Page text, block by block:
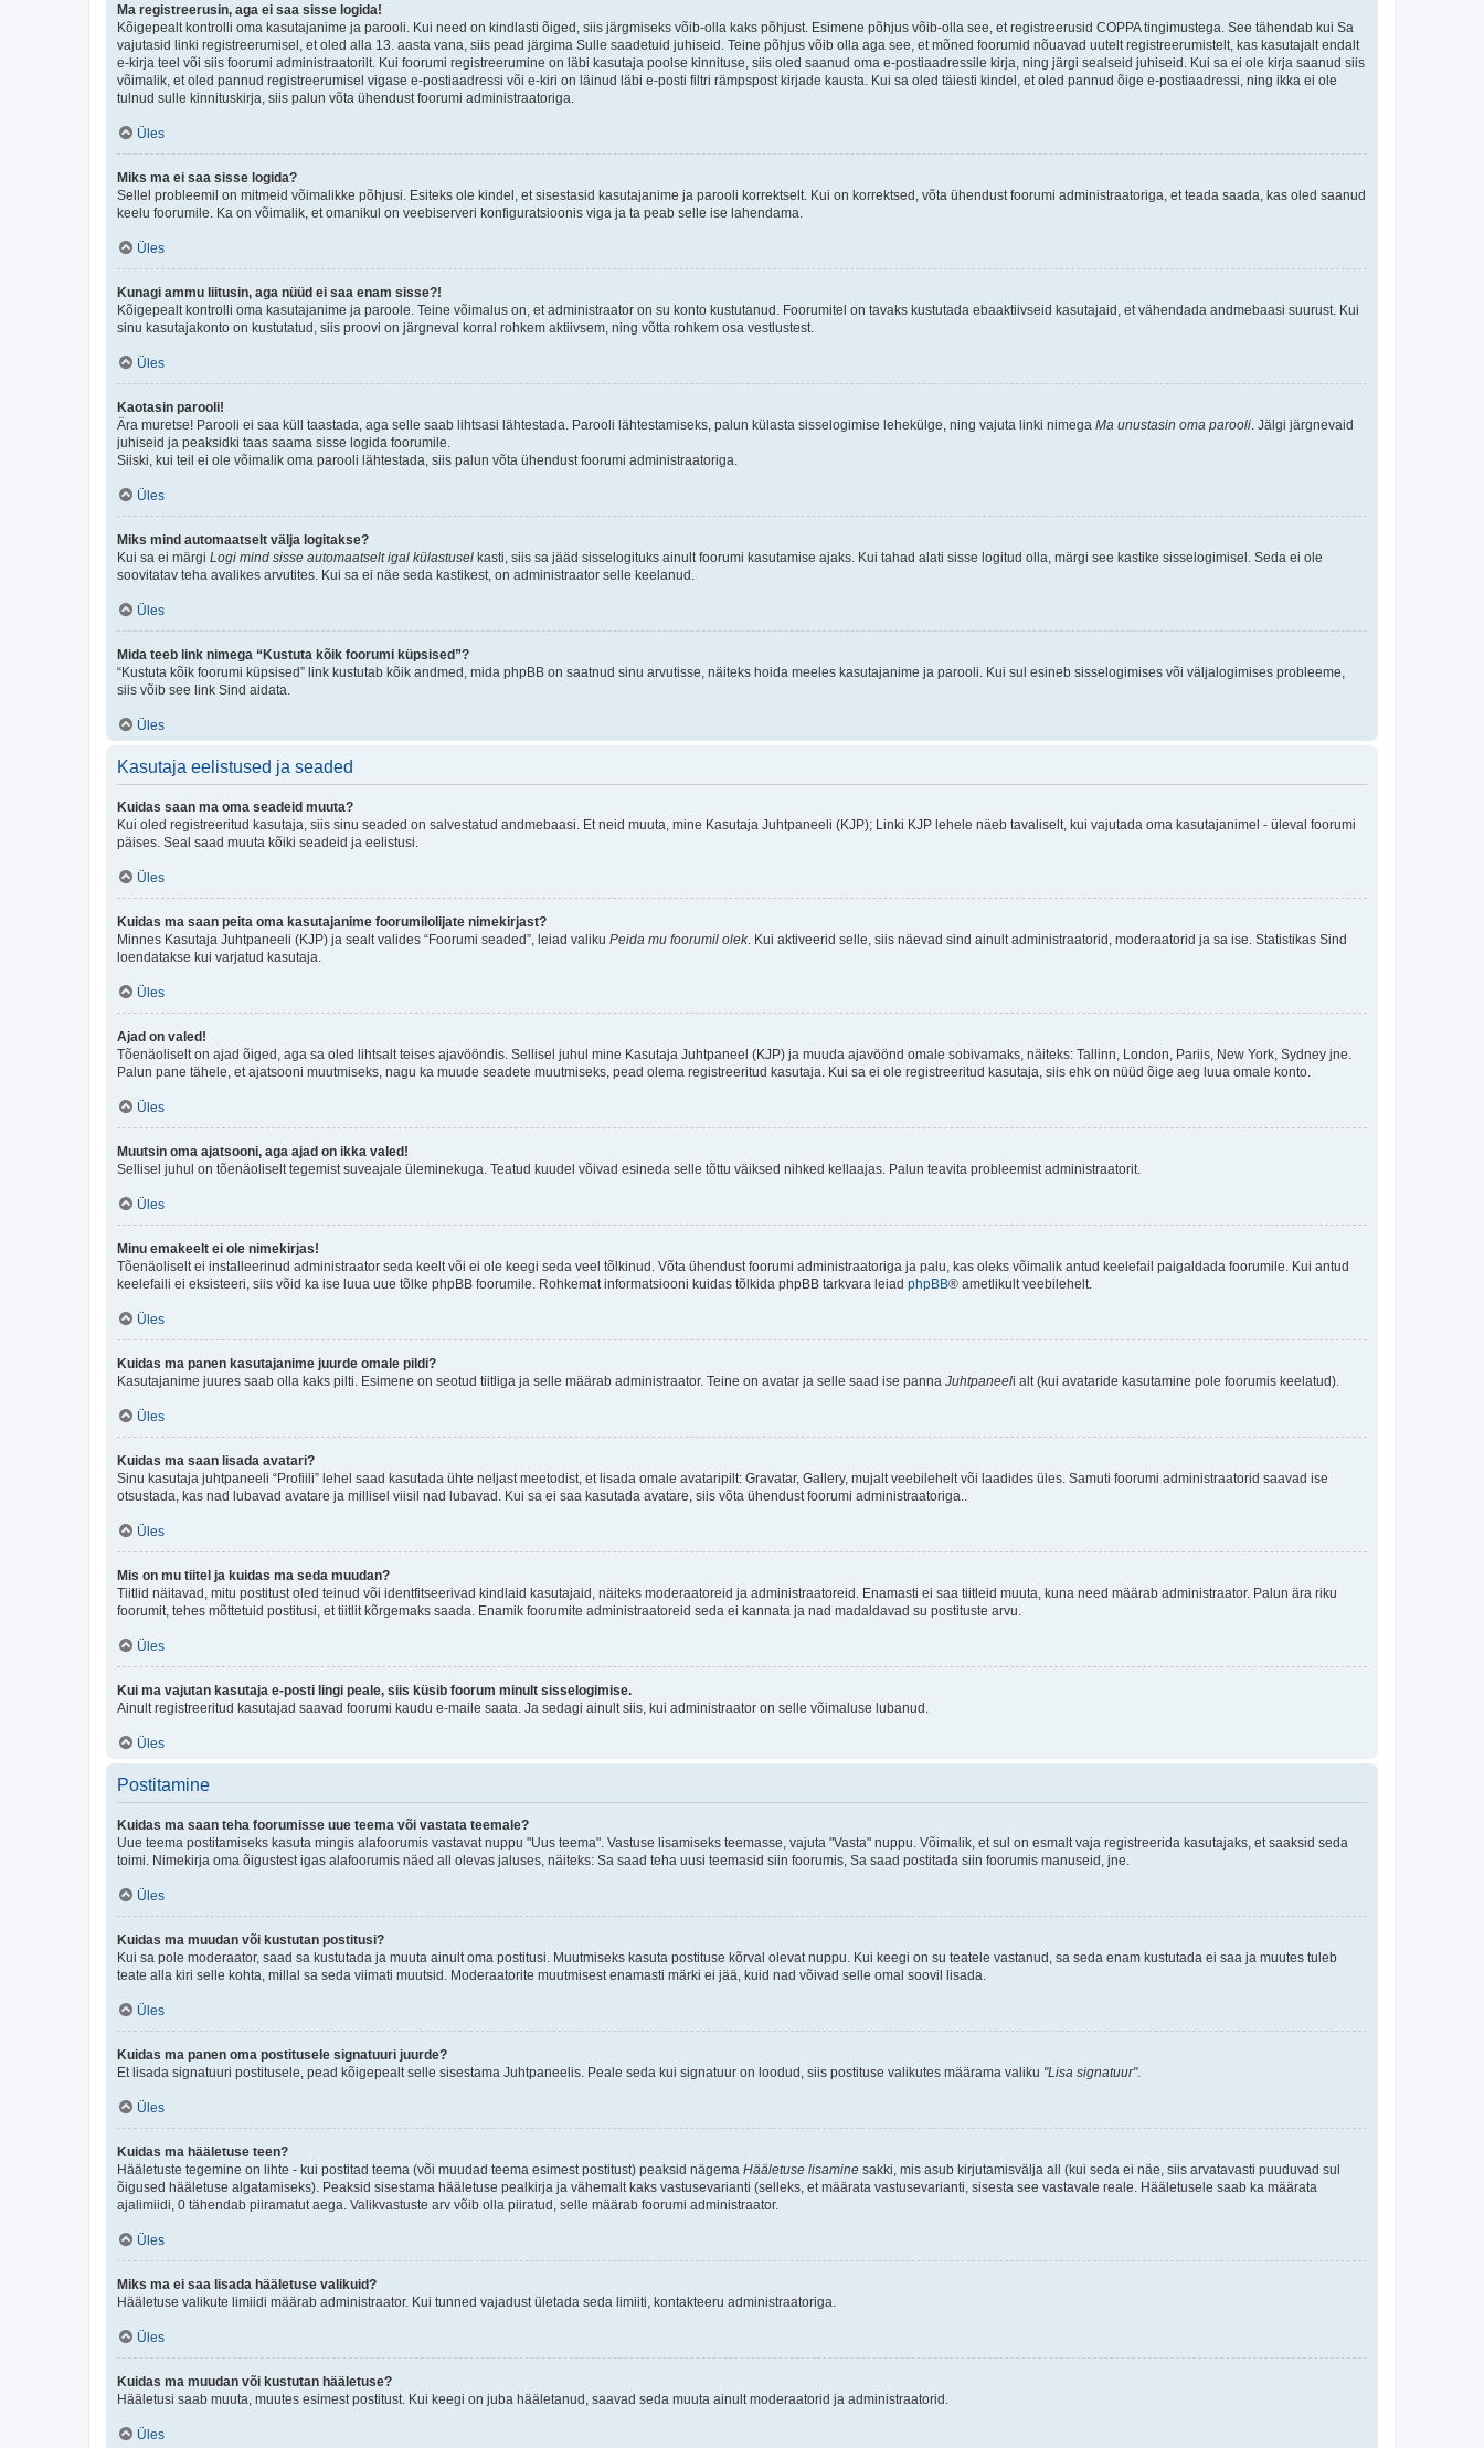
Ma registreerusin, aga ei saa sisse logida!
Kõigepealt kontrolli oma kasutajanime ja parooli. Kui need on kindlasti õiged, siis järgmiseks võib-olla kaks põhjust. Esimene põhjus võib-olla see, et registreerusid COPPA tingimustega. See tähendab kui Sa
vajutasid linki registreerumisel, et oled alla 13. aasta vana, siis pead järgima Sulle saadetuid juhiseid. Teine põhjus võib olla aga see, et mõned foorumid nõuavad uutelt registreerumistelt, kas kasutajalt endalt
e-kirja teel või siis foorumi administraatorilt. Kui foorumi registreerumine on läbi kasutaja poolse kinnituse, siis oled saanud oma e-postiaadressile kirja, ning järgi sealseid juhiseid. Kui sa ei ole kirja saanud siis
võimalik, et oled pannud registreerumisel vigase e-postiaadressi või e-kiri on läinud läbi e-posti filtri rämpspost kirjade kausta. Kui sa oled täiesti kindel, et oled pannud õige e-postiaadressi, ning ikka ei ole
tulnud sulle kinnituskirja, siis palun võta ühendust foorumi administraatoriga.
Üles
Miks ma ei saa sisse logida?
Sellel probleemil on mitmeid võimalikke põhjusi. Esiteks ole kindel, et sisestasid kasutajanime ja parooli korrektselt. Kui on korrektsed, võta ühendust foorumi administraatoriga, et teada saada, kas oled saanud
keelu foorumile. Ka on võimalik, et omanikul on veebiserveri konfiguratsioonis viga ja ta peab selle ise lahendama.
Üles
Kunagi ammu liitusin, aga nüüd ei saa enam sisse?!
Kõigepealt kontrolli oma kasutajanime ja paroole. Teine võimalus on, et administraator on su konto kustutanud. Foorumitel on tavaks kustutada ebaaktiivseid kasutajaid, et vähendada andmebaasi suurust. Kui
sinu kasutajakonto on kustutatud, siis proovi on järgneval korral rohkem aktiivsem, ning võtta rohkem osa vestlustest.
Üles
Kaotasin parooli!
Ära muretse! Parooli ei saa küll taastada, aga selle saab lihtsasi lähtestada. Parooli lähtestamiseks, palun külasta sisselogimise lehekülge, ning vajuta linki nimega Ma unustasin oma parooli . Jälgi järgnevaid
juhiseid ja peaksidki taas saama sisse logida foorumile.
Siiski, kui teil ei ole võimalik oma parooli lähtestada, siis palun võta ühendust foorumi administraatoriga.
Üles
Miks mind automaatselt välja logitakse?
Kui sa ei märgi Logi mind sisse automaatselt igal külastusel kasti, siis sa jääd sisselogituks ainult foorumi kasutamise ajaks. Kui tahad alati sisse logitud olla, märgi see kastike sisselogimisel. Seda ei ole
soovitatav teha avalikes arvutites. Kui sa ei näe seda kastikest, on administraator selle keelanud.
Üles
Mida teeb link nimega “Kustuta kõik foorumi küpsised”?
“Kustuta kõik foorumi küpsised” link kustutab kõik andmed, mida phpBB on saatnud sinu arvutisse, näiteks hoida meeles kasutajanime ja parooli. Kui sul esineb sisselogimises või väljalogimises probleeme,
siis võib see link Sind aidata.
Üles
Kasutaja eelistused ja seaded
Kuidas saan ma oma seadeid muuta?
Kui oled registreeritud kasutaja, siis sinu seaded on salvestatud andmebaasi. Et neid muuta, mine Kasutaja Juhtpaneeli (KJP); Linki KJP lehele näeb tavaliselt, kui vajutada oma kasutajanimel - üleval foorumi
päises. Seal saad muuta kõiki seadeid ja eelistusi.
Üles
Kuidas ma saan peita oma kasutajanime foorumilolijate nimekirjast?
Minnes Kasutaja Juhtpaneeli (KJP) ja sealt valides “Foorumi seaded”, leiad valiku Peida mu foorumil olek. Kui aktiveerid selle, siis näevad sind ainult administraatorid, moderaatorid ja sa ise. Statistikas Sind
loendatakse kui varjatud kasutaja.
Üles
Ajad on valed!
Tõenäoliselt on ajad õiged, aga sa oled lihtsalt teises ajavööndis. Sellisel juhul mine Kasutaja Juhtpaneel (KJP) ja muuda ajavöönd omale sobivamaks, näiteks: Tallinn, London, Pariis, New York, Sydney jne.
Palun pane tähele, et ajatsooni muutmiseks, nagu ka muude seadete muutmiseks, pead olema registreeritud kasutaja. Kui sa ei ole registreeritud kasutaja, siis ehk on nüüd õige aeg luua omale konto.
Üles
Muutsin oma ajatsooni, aga ajad on ikka valed!
Sellisel juhul on tõenäoliselt tegemist suveajale üleminekuga. Teatud kuudel võivad esineda selle tõttu väiksed nihked kellaajas. Palun teavita probleemist administraatorit.
Üles
Minu emakeelt ei ole nimekirjas!
Tõenäoliselt ei installeerinud administraator seda keelt või ei ole keegi seda veel tõlkinud. Võta ühendust foorumi administraatoriga ja palu, kas oleks võimalik antud keelefail paigaldada foorumile. Kui antud
keelefaili ei eksisteeri, siis võid ka ise luua uue tõlke phpBB foorumile. Rohkemat informatsiooni kuidas tõlkida phpBB tarkvara leiad phpBB® ametlikult veebilehelt.
Üles
Kuidas ma panen kasutajanime juurde omale pildi?
Kasutajanime juures saab olla kaks pilti. Esimene on seotud tiitliga ja selle määrab administraator. Teine on avatar ja selle saad ise panna Juhtpaneeli alt (kui avataride kasutamine pole foorumis keelatud).
Üles
Kuidas ma saan lisada avatari?
Sinu kasutaja juhtpaneeli “Profiili” lehel saad kasutada ühte neljast meetodist, et lisada omale avataripilt: Gravatar, Gallery, mujalt veebilehelt või laadides üles. Samuti foorumi administraatorid saavad ise
otsustada, kas nad lubavad avatare ja millisel viisil nad lubavad. Kui sa ei saa kasutada avatare, siis võta ühendust foorumi administraatoriga..
Üles
Mis on mu tiitel ja kuidas ma seda muudan?
Tiitlid näitavad, mitu postitust oled teinud või identfitseerivad kindlaid kasutajaid, näiteks moderaatoreid ja administraatoreid. Enamasti ei saa tiitleid muuta, kuna need määrab administraator. Palun ära riku
foorumit, tehes mõttetuid postitusi, et tiitlit kõrgemaks saada. Enamik foorumite administraatoreid seda ei kannata ja nad madaldavad su postituste arvu.
Üles
Kui ma vajutan kasutaja e-posti lingi peale, siis küsib foorum minult sisselogimise.
Ainult registreeritud kasutajad saavad foorumi kaudu e-maile saata. Ja sedagi ainult siis, kui administraator on selle võimaluse lubanud.
Üles
Postitamine
Kuidas ma saan teha foorumisse uue teema või vastata teemale?
Uue teema postitamiseks kasuta mingis alafoorumis vastavat nuppu "Uus teema". Vastuse lisamiseks teemasse, vajuta "Vasta" nuppu. Võimalik, et sul on esmalt vaja registreerida kasutajaks, et saaksid seda
toimi. Nimekirja oma õigustest igas alafoorumis näed all olevas jaluses, näiteks: Sa saad teha uusi teemasid siin foorumis, Sa saad postitada siin foorumis manuseid, jne.
Üles
Kuidas ma muudan või kustutan postitusi?
Kui sa pole moderaator, saad sa kustutada ja muuta ainult oma postitusi. Muutmiseks kasuta postituse kõrval olevat nuppu. Kui keegi on su teatele vastanud, sa seda enam kustutada ei saa ja muutes tuleb
teate alla kiri selle kohta, millal sa seda viimati muutsid. Moderaatorite muutmisest enamasti märki ei jää, kuid nad võivad selle omal soovil lisada.
Üles
Kuidas ma panen oma postitusele signatuuri juurde?
Et lisada signatuuri postitusele, pead kõigepealt selle sisestama Juhtpaneelis. Peale seda kui signatuur on loodud, siis postituse valikutes määrama valiku "Lisa signatuur".
Üles
Kuidas ma hääletuse teen?
Hääletuste tegemine on lihte - kui postitad teema (või muudad teema esimest postitust) peaksid nägema Hääletuse lisamine sakki, mis asub kirjutamisvälja all (kui seda ei näe, siis arvatavasti puuduvad sul
õigused hääletuse algatamiseks). Peaksid sisestama hääletuse pealkirja ja vähemalt kaks vastusevarianti (selleks, et määrata vastusevarianti, sisesta see vastavale reale. Hääletusele saab ka määrata
ajalimiidi, 0 tähendab piiramatut aega. Valikvastuste arv võib olla piiratud, selle määrab foorumi administraator.
Üles
Miks ma ei saa lisada hääletuse valikuid?
Hääletuse valikute limiidi määrab administraator. Kui tunned vajadust ületada seda limiiti, kontakteeru administraatoriga.
Üles
Kuidas ma muudan või kustutan hääletuse?
Hääletusi saab muuta, muutes esimest postitust. Kui keegi on juba hääletanud, saavad seda muuta ainult moderaatorid ja administraatorid.
Üles